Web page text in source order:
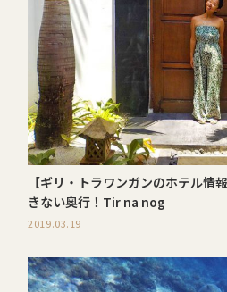
【ギリ・トラワンガンのホテル情
きない奥行！Tir na nog
2019.03.19